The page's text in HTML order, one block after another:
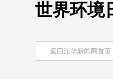
世界环境
返回江华新闻网首页